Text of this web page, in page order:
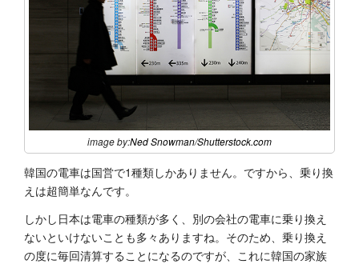
image by:Ned Snowman/Shutterstock.com
韓国の電車は国営で1種類しかありません。ですから、乗り換
えは超簡単なんです。
しかし日本は電車の種類が多く、別の会社の電車に乗り換え
ないといけないことも多々ありますね。そのため、乗り換え
の度に毎回清算することになるのですが、これに韓国の家族